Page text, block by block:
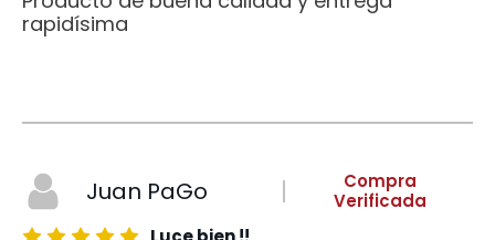
rapidísima
Juan PaGo
Compra
Verificada